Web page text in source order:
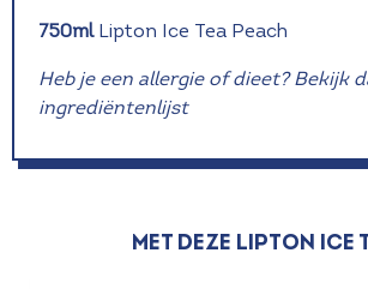
750mlLipton Ice Tea Peach
Heb je een allergie of dieet? Bekijk
ingrediëntenlijst
Met deze Lipton Ice